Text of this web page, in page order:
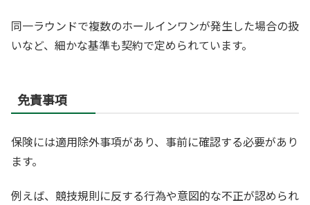
同一ラウンドで複数のホールインワンが発生した場合の扱
いなど、細かな基準も契約で定められています。
免責事項
保険には適用除外事項があり、事前に確認する必要があり
ます。
例えば、競技規則に反する行為や意図的な不正が認められ